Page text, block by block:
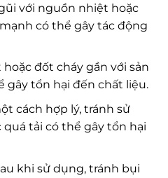
với nguồn nhiệt hoặc
có thể gây tác động
đốt cháy gần với sản
gây tổn hại đến chất liệu.
cách hợp lý, tránh sử
tải có thể gây tổn hại
khi sử dụng, tránh bụi